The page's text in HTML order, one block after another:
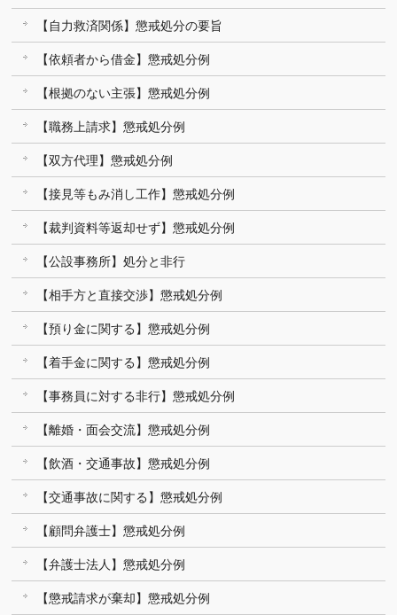
【自力救済関係】懲戒処分の要旨
【依頼者から借金】懲戒処分例
【根拠のない主張】懲戒処分例
【職務上請求】懲戒処分例
【双方代理】懲戒処分例
【接見等もみ消し工作】懲戒処分例
【裁判資料等返却せず】懲戒処分例
【公設事務所】処分と非行
【相手方と直接交渉】懲戒処分例
【預り金に関する】懲戒処分例
【着手金に関する】懲戒処分例
【事務員に対する非行】懲戒処分例
【離婚・面会交流】懲戒処分例
【飲酒・交通事故】懲戒処分例
【交通事故に関する】懲戒処分例
【顧問弁護士】懲戒処分例
【弁護士法人】懲戒処分例
【懲戒請求が棄却】懲戒処分例